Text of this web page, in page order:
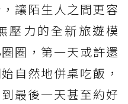
讓陌生人之間更容
壓力的全新旅遊模
圈，第一天或許還
自然地併桌吃飯，
最後一天甚至約好